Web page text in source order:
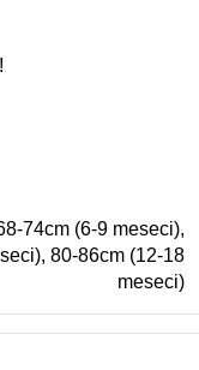
!
74cm (6-9 meseci),
, 80-86cm (12-18
meseci)